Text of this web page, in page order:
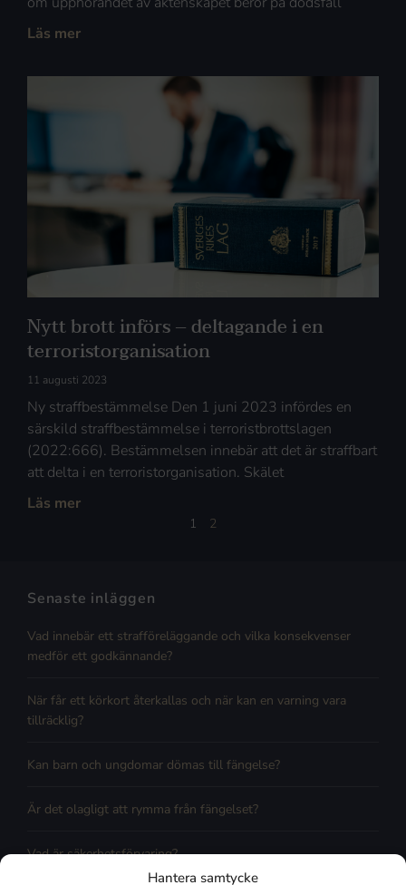
Hantera samtycke
Läs mer
Nytt brott införs – deltagande i en
terroristorganisation
11 augusti 2023
Ny straffbestämmelse Den 1 juni 2023 infördes en
särskild straffbestämmelse i terroristbrottslagen
(2022:666). Bestämmelsen innebär att det är straffbart
att delta i en terroristorganisation. Skälet
Läs mer
1 2
Senaste inläggen
Vad innebär ett strafföreläggande och vilka konsekvenser
medför ett godkännande?
När får ett körkort återkallas och när kan en varning vara
tillräcklig?
Kan barn och ungdomar dömas till fängelse?
Är det olagligt att rymma från fängelset?
Vad är säkerhetsförvaring?